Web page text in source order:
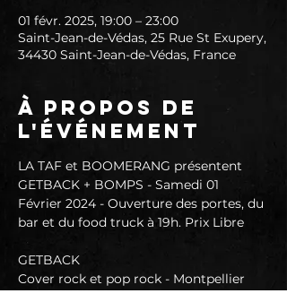
01 févr. 2025, 19:00 – 23:00
Saint-Jean-de-Védas, 25 Rue St Exupery,
34430 Saint-Jean-de-Védas, France
À propos de
l'événement
LA TAF et BOOMERANG présentent
GETBACK + BOMPS - Samedi 01
Février 2024 - Ouverture des portes, du
bar et du food truck à 19h. Prix Libre
GETBACK
Cover rock et pop rock - Montpellier